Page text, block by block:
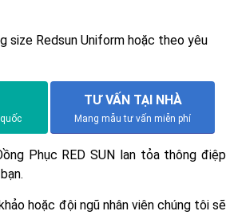
size Redsun Uniform hoặc theo yêu
TƯ VẤN TẠI NHÀ
Mang mẫu tư vấn miễn phí
Phục RED SUN lan tỏa thông điệp
hoặc đội ngũ nhân viên chúng tôi sẽ